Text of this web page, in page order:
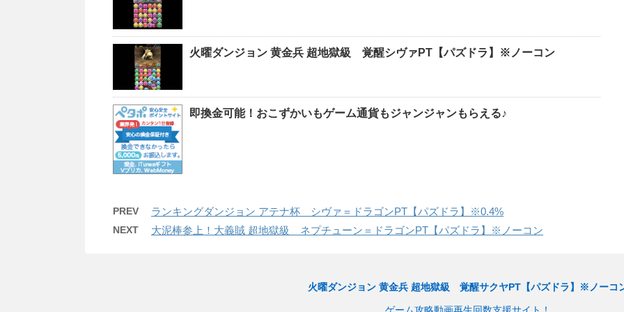
火曜ダンジョン 黄金兵 超地獄級 覚醒シヴァPT【パズドラ】※ノーコン
即換金可能！おこずかいもゲーム通貨もジャンジャンもらえる♪
PREV ランキングダンジョン アテナ杯 シヴァ＝ドラゴンPT【パズドラ】※0.4%
NEXT 大泥棒参上！大義賊 超地獄級 ネプチューン＝ドラゴンPT【パズドラ】※ノーコン
火曜ダンジョン 黄金兵 超地獄級 覚醒サクヤPT【パズドラ】※ノーコ